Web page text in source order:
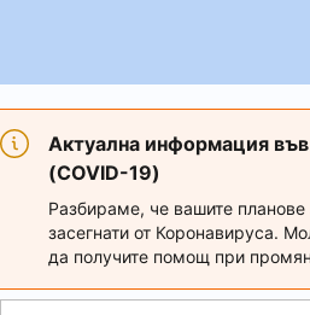
Актуална информация
(COVID-19)
Разбираме, че вашите
засегнати от Коронавируса.
да получите помощ при